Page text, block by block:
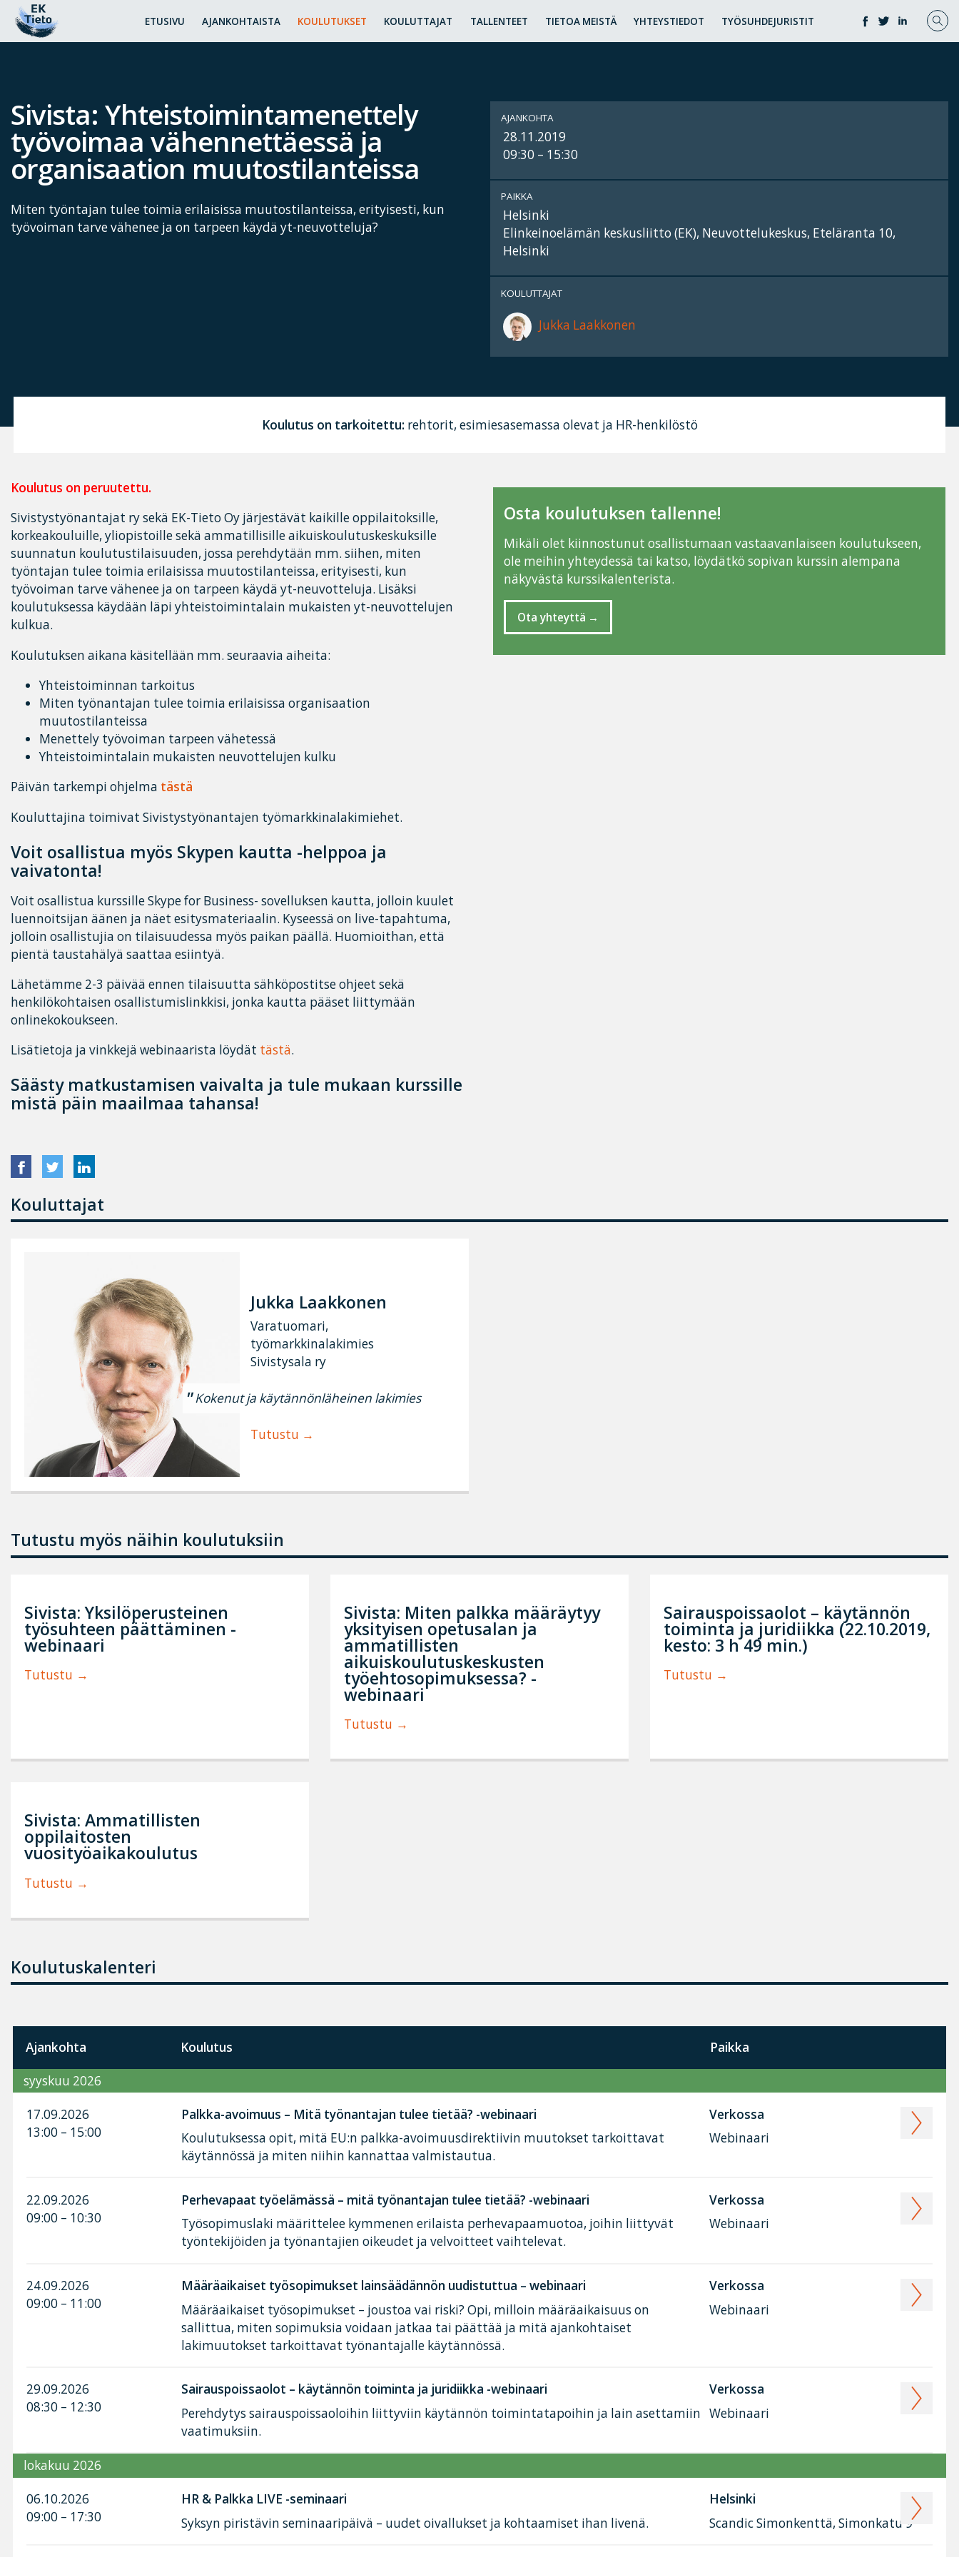
ETUSIVU AJANKOHTAISTA KOULUTUKSET KOULUTTAJAT TALLENTEET TIETOA MEISTÄ YHTEYSTIEDOT TYÖSUHDEJURISTIT
Sivista: Yhteistoimintamenettely
työvoimaa vähennettäessä ja
organisaation muutostilanteissa
Miten työntajan tulee toimia erilaisissa muutostilanteissa, erityisesti, kun
työvoiman tarve vähenee ja on tarpeen käydä yt-neuvotteluja?
AJANKOHTA
28.11.2019
09:30 – 15:30
PAIKKA
Helsinki
Elinkeinoelämän keskusliitto (EK), Neuvottelukeskus, Eteläranta 10,
Helsinki
KOULUTTAJAT
Jukka Laakkonen
Koulutus on tarkoitettu: rehtorit, esimiesasemassa olevat ja HR-henkilöstö
Koulutus on peruutettu.
Sivistystyönantajat ry sekä EK-Tieto Oy järjestävät kaikille oppilaitoksille,
korkeakouluille, yliopistoille sekä ammatillisille aikuiskoulutuskeskuksille
suunnatun koulutustilaisuuden, jossa perehdytään mm. siihen, miten
työntajan tulee toimia erilaisissa muutostilanteissa, erityisesti, kun
työvoiman tarve vähenee ja on tarpeen käydä yt-neuvotteluja. Lisäksi
koulutuksessa käydään läpi yhteistoimintalain mukaisten yt-neuvottelujen
kulkua.
Koulutuksen aikana käsitellään mm. seuraavia aiheita:
Yhteistoiminnan tarkoitus
Miten työnantajan tulee toimia erilaisissa organisaation
muutostilanteissa
Menettely työvoiman tarpeen vähetessä
Yhteistoimintalain mukaisten neuvottelujen kulku
Päivän tarkempi ohjelma tästä
Kouluttajina toimivat Sivistystyönantajen työmarkkinalakimiehet.
Voit osallistua myös Skypen kautta -helppoa ja
vaivatonta!
Voit osallistua kurssille Skype for Business- sovelluksen kautta, jolloin kuulet
luennoitsijan äänen ja näet esitysmateriaalin. Kyseessä on live-tapahtuma,
jolloin osallistujia on tilaisuudessa myös paikan päällä. Huomioithan, että
pientä taustahälyä saattaa esiintyä.
Lähetämme 2-3 päivää ennen tilaisuutta sähköpostitse ohjeet sekä
henkilökohtaisen osallistumislinkkisi, jonka kautta pääset liittymään
onlinekokoukseen.
Lisätietoja ja vinkkejä webinaarista löydät tästä.
Säästy matkustamisen vaivalta ja tule mukaan kurssille
mistä päin maailmaa tahansa!
Osta koulutuksen tallenne!
Mikäli olet kiinnostunut osallistumaan vastaavanlaiseen koulutukseen,
ole meihin yhteydessä tai katso, löydätkö sopivan kurssin alempana
näkyvästä kurssikalenterista.
Ota yhteyttä
Kouluttajat
Jukka Laakkonen
Varatuomari,
työmarkkinalakimies
Sivistysala ry
Kokenut ja käytännönläheinen lakimies
Tutustu
Tutustu myös näihin koulutuksiin
Sivista: Yksilöperusteinen
työsuhteen päättäminen -
webinaari
Tutustu
Sivista: Miten palkka määräytyy
yksityisen opetusalan ja
ammatillisten
aikuiskoulutuskeskusten
työehtosopimuksessa? -
webinaari
Tutustu
Sairauspoissaolot – käytännön
toiminta ja juridiikka (22.10.2019,
kesto: 3 h 49 min.)
Tutustu
Sivista: Ammatillisten
oppilaitosten
vuosityöaikakoulutus
Tutustu
Koulutuskalenteri
Ajankohta Koulutus Paikka
syyskuu 2026
17.09.2026
13:00 – 15:00
Palkka-avoimuus – Mitä työnantajan tulee tietää? -webinaari
Koulutuksessa opit, mitä EU:n palkka-avoimuusdirektiivin muutokset tarkoittavat
käytännössä ja miten niihin kannattaa valmistautua.
Verkossa
Webinaari
22.09.2026
09:00 – 10:30
Perhevapaat työelämässä – mitä työnantajan tulee tietää? -webinaari
Työsopimuslaki määrittelee kymmenen erilaista perhevapaamuotoa, joihin liittyvät
työntekijöiden ja työnantajien oikeudet ja velvoitteet vaihtelevat.
Verkossa
Webinaari
24.09.2026
09:00 – 11:00
Määräaikaiset työsopimukset lainsäädännön uudistuttua – webinaari
Määräaikaiset työsopimukset – joustoa vai riski? Opi, milloin määräaikaisuus on
sallittua, miten sopimuksia voidaan jatkaa tai päättää ja mitä ajankohtaiset
lakimuutokset tarkoittavat työnantajalle käytännössä.
Verkossa
Webinaari
29.09.2026
08:30 – 12:30
Sairauspoissaolot – käytännön toiminta ja juridiikka -webinaari
Perehdytys sairauspoissaoloihin liittyviin käytännön toimintatapoihin ja lain asettamiin
vaatimuksiin.
Verkossa
Webinaari
lokakuu 2026
06.10.2026
09:00 – 17:30
HR & Palkka LIVE -seminaari
Syksyn piristävin seminaaripäivä – uudet oivallukset ja kohtaamiset ihan livenä.
Helsinki
Scandic Simonkenttä, Simonkatu 9